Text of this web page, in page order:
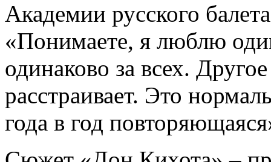
Академии русского
«Понимаете, я люблю
одинаково за всех.
расстраивает. Это
года в год